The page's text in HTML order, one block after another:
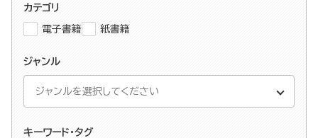
カテゴリ
電子書籍 紙書籍
ジャンル
キーワード・タグ